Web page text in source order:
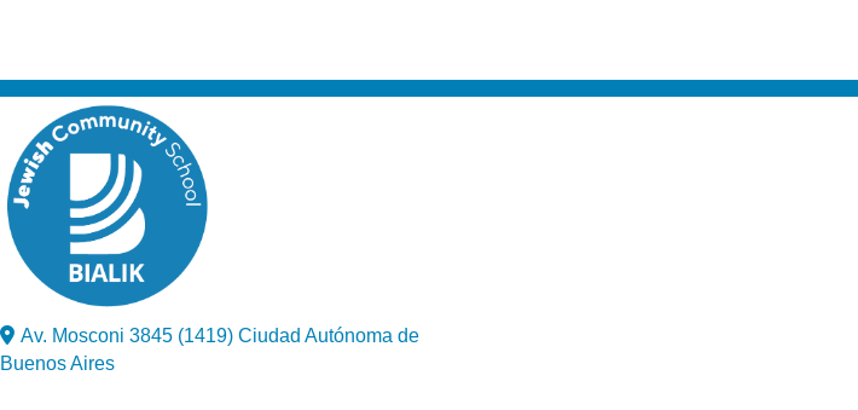
Av. Mosconi 3845 (1419) Ciudad Autónoma de
Buenos Aires